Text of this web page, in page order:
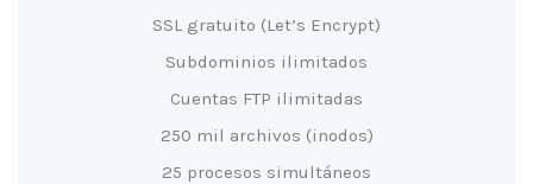
SSL gratuito (Let’s Encrypt)
Subdominios ilimitados
Cuentas FTP ilimitadas
250 mil archivos (inodos)
25 procesos simultáneos